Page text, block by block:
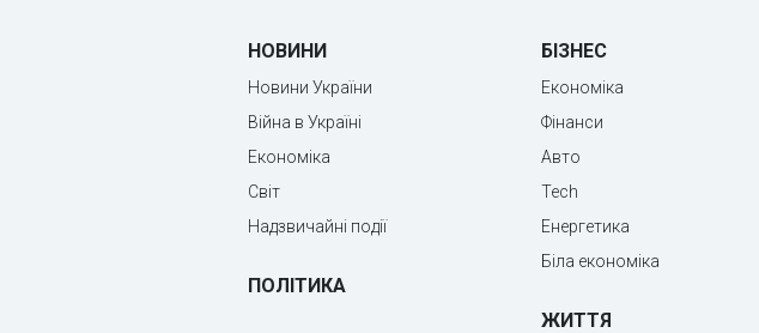
НОВИНИ
Новини України
Війна в Україні
Економіка
Світ
Надзвичайні події
ПОЛІТИКА
БІЗНЕС
Економіка
Фінанси
Авто
Tech
Енергетика
Біла економіка
ЖИТТЯ